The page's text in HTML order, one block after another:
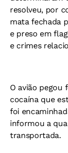
resolveu, por
mata fechada
e preso em
e crimes
O avião pegou
cocaína que
foi
informou a
transportada.